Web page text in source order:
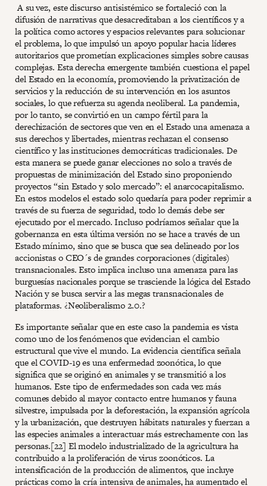
A su vez, este discurso antisistémico se fortaleció con la
difusión de narrativas que desacreditaban a los científicos y a
la política como actores y espacios relevantes para solucionar
el problema, lo que impulsó un apoyo popular hacia líderes
autoritarios que prometían explicaciones simples sobre causas
complejas. Esta derecha emergente también cuestiona el papel
del Estado en la economía, promoviendo la privatización de
servicios y la reducción de su intervención en los asuntos
sociales, lo que refuerza su agenda neoliberal. La pandemia,
por lo tanto, se convirtió en un campo fértil para la
derechización de sectores que ven en el Estado una amenaza a
sus derechos y libertades, mientras rechazan el consenso
científico y las instituciones democráticas tradicionales. De
esta manera se puede ganar elecciones no solo a través de
propuestas de minimización del Estado sino proponiendo
proyectos “sin Estado y solo mercado”: el anarcocapitalismo.
En estos modelos el estado solo quedaría para poder reprimir a
través de su fuerza de seguridad, todo lo demás debe ser
ejecutado por el mercado. Incluso podríamos señalar que la
gobernanza en esta última versión no se hace a través de un
Estado mínimo, sino que se busca que sea delineado por los
accionistas o CEO´s de grandes corporaciones (digitales)
transnacionales. Esto implica incluso una amenaza para las
burguesías nacionales porque se trasciende la lógica del Estado
Nación y se busca servir a las megas transnacionales de
plataformas. ¿Neoliberalismo 2.0.?
Es importante señalar que en este caso la pandemia es vista
como uno de los fenómenos que evidencian el cambio
estructural que vive el mundo. La evidencia científica señala
que el COVID-19 es una enfermedad zoonótica, lo que
significa que se originó en animales y se transmitió a los
humanos. Este tipo de enfermedades son cada vez más
comunes debido al mayor contacto entre humanos y fauna
silvestre, impulsada por la deforestación, la expansión agrícola
y la urbanización, que destruyen hábitats naturales y fuerzan a
las especies animales a interactuar más estrechamente con las
personas.[22] El modelo industrializado de la agricultura ha
contribuido a la proliferación de virus zoonóticos. La
intensificación de la producción de alimentos, que incluye
prácticas como la cría intensiva de animales, ha aumentado el